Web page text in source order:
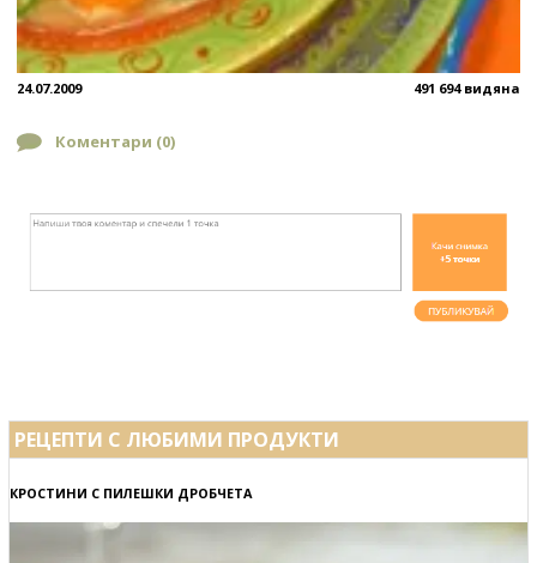
24.07.2009 491 694 видяна
Коментари (0)
РЕЦЕПТИ С ЛЮБИМИ ПРОДУКТИ
КРОСТИНИ С ПИЛЕШКИ ДРОБЧЕТА